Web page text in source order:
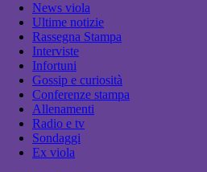
News viola
Ultime notizie
Rassegna Stampa
Interviste
Infortuni
Gossip e curiosità
Conferenze stampa
Allenamenti
Radio e tv
Sondaggi
Ex viola